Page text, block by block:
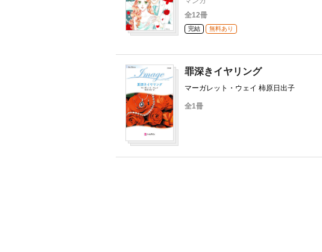
全12冊
完結 無料あり
罪深きイヤリング
マーガレット・ウェイ 柿原日出子
全1冊